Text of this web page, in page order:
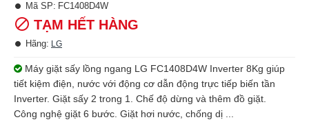
TẠM HẾT HÀNG
Hãng: LG
Mã SP: FC1408D4W
Máy giặt sấy lồng ngang LG FC1408D4W Inverter 8Kg giúp
tiết kiệm điện, nước với động cơ dẫn động trực tiếp biến tần
Inverter. Giặt sấy 2 trong 1. Chế độ dừng và thêm đồ giặt.
Công nghệ giặt 6 bước. Giặt hơi nước, chống dị ...